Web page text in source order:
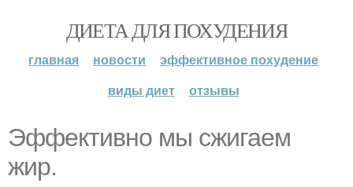
ДИЕТА ДЛЯ ПОХУДЕНИЯ
главная новости
эффективное похудение
виды диет
отзывы
Эффективно мы сжигаем
жир.